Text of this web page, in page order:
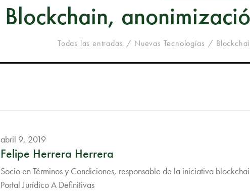
Blockchain,
Todas las entradas Nuevas Tecnologías
abril 9, 2019
Felipe Herrera Herrera
Socio en Términos y Condiciones, responsable de la iniciativa
Portal Jurídico A Definitivas